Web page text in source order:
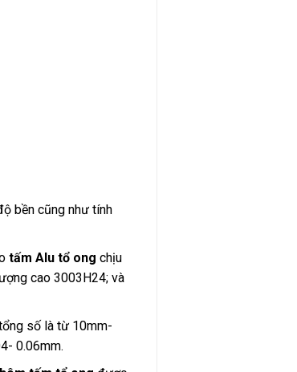
bền cũng như tính
tấm Alu tổ ong chịu
cao 3003H24; và
số là từ 10mm-
0.06mm.